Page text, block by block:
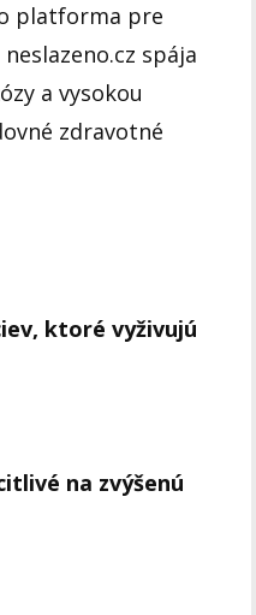
platforma pre
spája
a vysokou
zdravotné
ktoré vyživujú
na zvýšenú